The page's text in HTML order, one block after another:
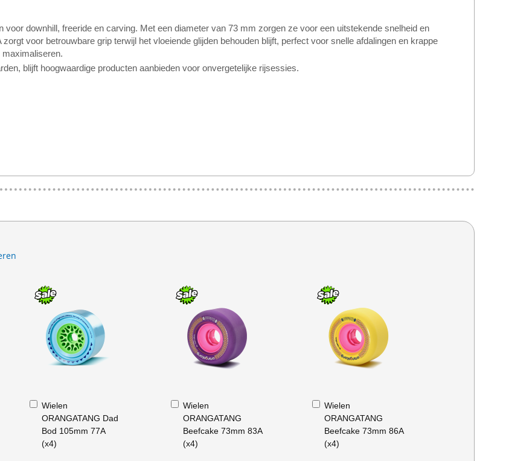
downhill, freeride en carving. Met een diameter van 73 mm zorgen ze voor een uitstekende snelheid en
voor betrouwbare grip terwijl het vloeiende glijden behouden blijft, perfect voor snelle afdalingen en krappe
blijft hoogwaardige producten aanbieden voor onvergetelijke rijsessies.
Wielen
ORANGATANG Dad
Bod 105mm 77A
(x4)
In
Winkelwagen
Wielen
ORANGATANG
Beefcake 73mm 83A
(x4)
In
Winkelwagen
Wielen
ORANGATANG
Beefcake 73mm 86A
(x4)
In
Winkelwagen